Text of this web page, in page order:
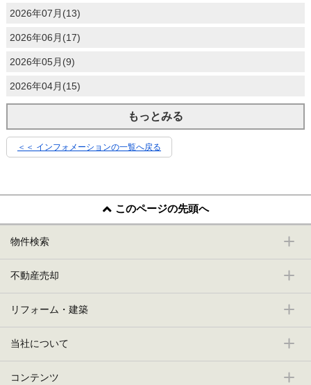
2026年07月(13)
2026年06月(17)
2026年05月(9)
2026年04月(15)
もっとみる
＜＜ インフォメーションの一覧へ戻る
このページの先頭へ
物件検索
不動産売却
リフォーム・建築
当社について
コンテンツ